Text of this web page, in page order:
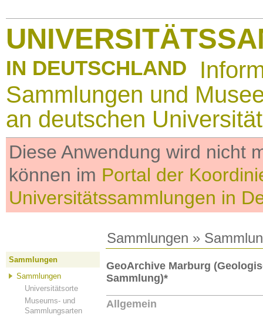
IN DEUTSCHLAND
Sammlungen und
an deutschen
Diese Anwendung wird nicht
können im Portal der
Universitätssammlungen in
Sammlungen »
Sammlungen
Sammlungen
Universitätsorte
Museums- und
Sammlungsarten
GeoArchive Marburg
Sammlung)*
Allgemein